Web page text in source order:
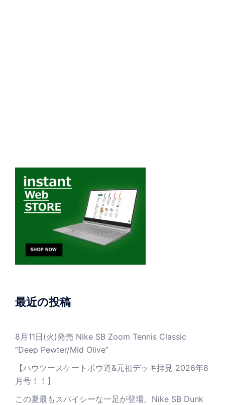
最近の投稿
8月11日(火)発売 Nike SB Zoom Tennis Classic
”Deep Pewter/Mid Olive”
【ハウツースケートボウ道&元祖デッキ拝見 2026年8
月号！！】
この夏最もスパイシーな一足が登場。Nike SB Dunk